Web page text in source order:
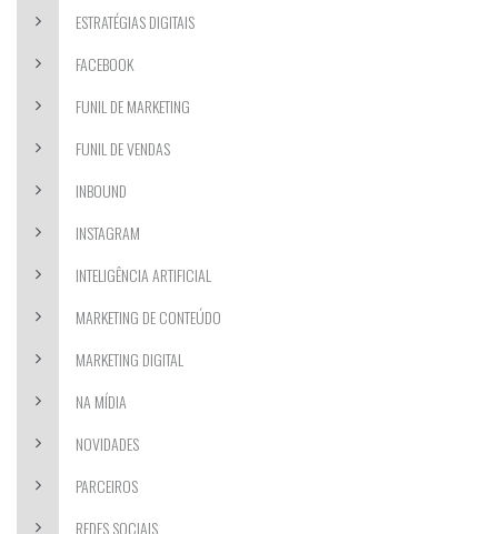
ESTRATÉGIAS DIGITAIS
FACEBOOK
FUNIL DE MARKETING
FUNIL DE VENDAS
INBOUND
INSTAGRAM
INTELIGÊNCIA ARTIFICIAL
MARKETING DE CONTEÚDO
MARKETING DIGITAL
NA MÍDIA
NOVIDADES
PARCEIROS
REDES SOCIAIS